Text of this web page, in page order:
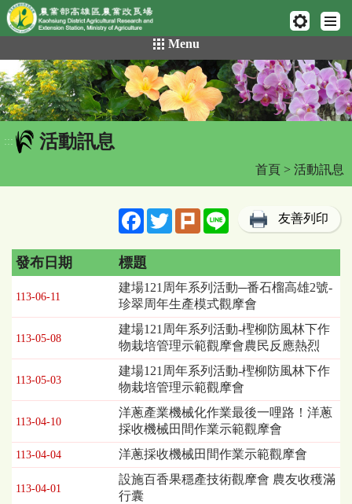
網頁置頂
到
主
要
內
容
區
Menu
::: 活動訊息
首頁 > 活動訊息
FacebookTwitterPlurk Line 友善列印
動
訊
息
欄
位
依
為：
發
發布日期 標題
113-06-11
建場121周年系列活動─番石榴高雄2號-
珍翠周年生產模式觀摩會
113-05-08
建場121周年系列活動-檉柳防風林下作
物栽培管理示範觀摩會農民反應熱烈
113-05-03
建場121周年系列活動-檉柳防風林下作
物栽培管理示範觀摩會
113-04-10
洋蔥產業機械化作業最後一哩路！洋蔥
採收機械田間作業示範觀摩會
113-04-04 洋蔥採收機械田間作業示範觀摩會
113-04-01
設施百香果穩產技術觀摩會 農友收穫滿
行囊